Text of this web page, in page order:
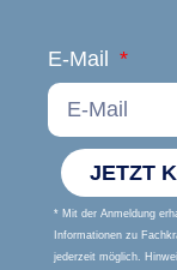
E-Mail
JETZT
* Mit der Anmeldung
Informationen zu
jederzeit möglich.